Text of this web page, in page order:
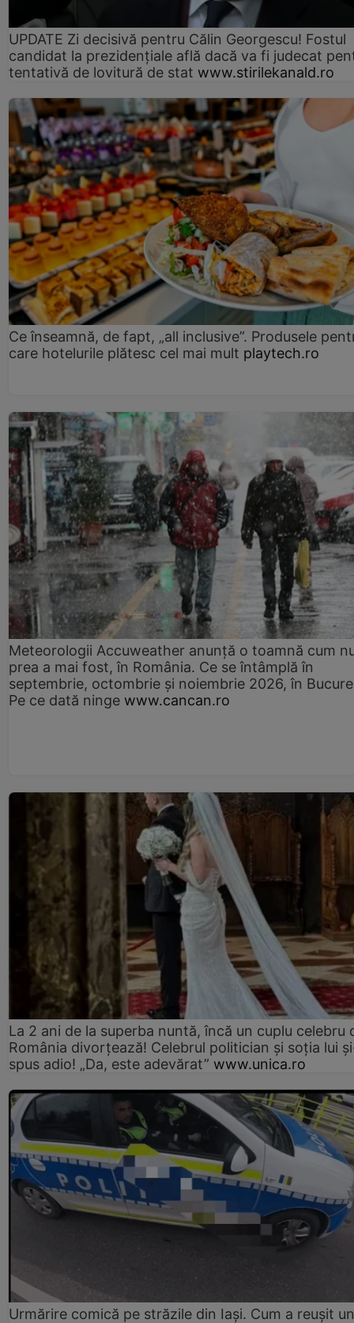
UPDATE Zi decisivă pentru Călin Georgescu! Fostul
candidat la prezidențiale află dacă va fi judecat
tentativă de lovitură de stat www.stirilekanald.ro
Ce înseamnă, de fapt, „all inclusive”. Produsele
care hotelurile plătesc cel mai mult playtech.ro
Meteorologii Accuweather anunță o toamnă cum
prea a mai fost, în România. Ce se întâmplă în
septembrie, octombrie și noiembrie 2026, în
Pe ce dată ninge www.cancan.ro
La 2 ani de la superba nuntă, încă un cuplu celebru
România divorțează! Celebrul politician și soția lui
spus adio! „Da, este adevărat” www.unica.ro
Urmărire comică pe străzile din Iași. Cum a reușit un